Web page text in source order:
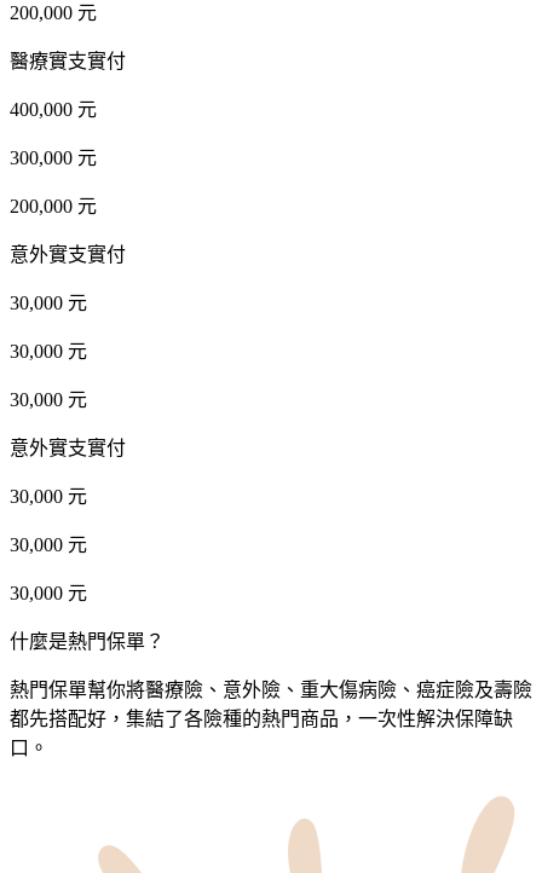
200,000 元
醫療實支實付
400,000 元
300,000 元
200,000 元
意外實支實付
30,000 元
30,000 元
30,000 元
意外實支實付
30,000 元
30,000 元
30,000 元
什麼是熱門保單？
熱門保單幫你將醫療險、意外險、重大傷病險、癌症險及壽險
都先搭配好，集結了各險種的熱門商品，一次性解決保障缺
口。